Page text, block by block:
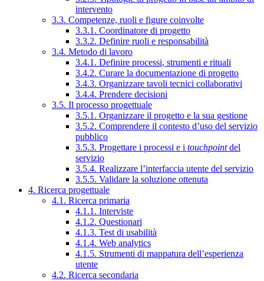
intervento
3.3. Competenze, ruoli e figure coinvolte
3.3.1. Coordinatore di progetto
3.3.2. Definire ruoli e responsabilità
3.4. Metodo di lavoro
3.4.1. Definire processi, strumenti e rituali
3.4.2. Curare la documentazione di progetto
3.4.3. Organizzare tavoli tecnici collaborativi
3.4.4. Prendere decisioni
3.5. Il processo progettuale
3.5.1. Organizzare il progetto e la sua gestione
3.5.2. Comprendere il contesto d’uso del servizio
pubblico
3.5.3. Progettare i processi e i touchpointdel
servizio
3.5.4. Realizzare l’interfaccia utente del servizio
3.5.5. Validare la soluzione ottenuta
4. Ricerca progettuale
4.1. Ricerca primaria
4.1.1. Interviste
4.1.2. Questionari
4.1.3. Test di usabilità
4.1.4. Web analytics
4.1.5. Strumenti di mappatura dell’esperienza
utente
4.2. Ricerca secondaria